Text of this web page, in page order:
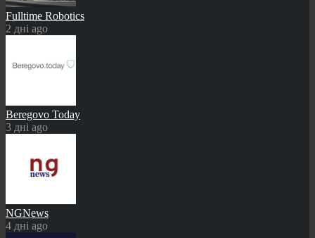
Fulltime Robotics
2 дні ago
Beregovo Today
3 дні ago
NGNews
4 дні ago